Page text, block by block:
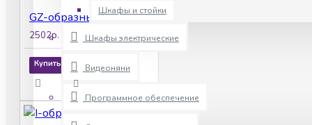
Шкафы и стойки
Шкафы электрические
Видеоняни
Программное обеспечение
GZ-образный кронштейн Yli Electronic MBK-280NGZ
2502р.
Купить